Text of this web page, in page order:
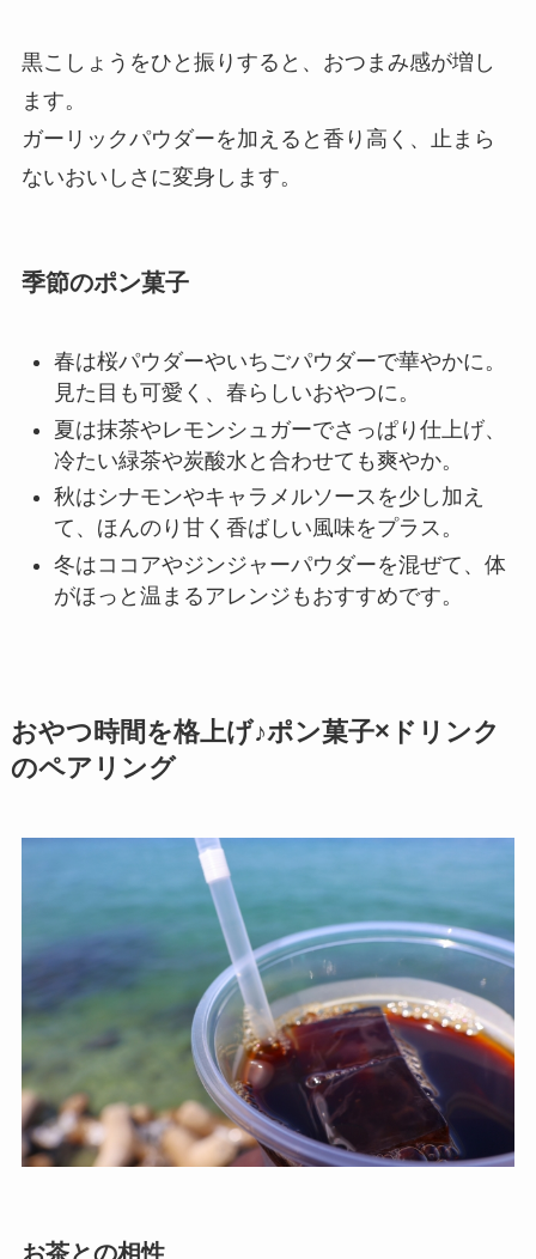
黒こしょうをひと振りすると、おつまみ感が増し
ます。
ガーリックパウダーを加えると香り高く、止まら
ないおいしさに変身します。
季節のポン菓子
春は桜パウダーやいちごパウダーで華やかに。
見た目も可愛く、春らしいおやつに。
夏は抹茶やレモンシュガーでさっぱり仕上げ、
冷たい緑茶や炭酸水と合わせても爽やか。
秋はシナモンやキャラメルソースを少し加え
て、ほんのり甘く香ばしい風味をプラス。
冬はココアやジンジャーパウダーを混ぜて、体
がほっと温まるアレンジもおすすめです。
おやつ時間を格上げ♪ポン菓子×ドリンク
のペアリング
お茶との相性